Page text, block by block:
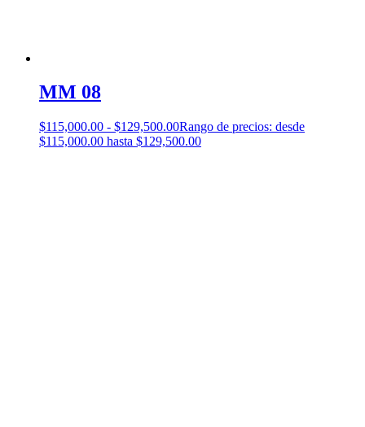
MM 08
$115,000.00 - $129,500.00Rango de precios: desde
$115,000.00 hasta $129,500.00